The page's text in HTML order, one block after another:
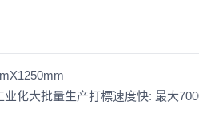
化大批量生产打標速度快: 最大